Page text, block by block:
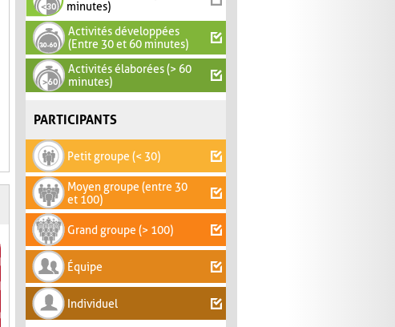
minutes)
Activités développées
(Entre 30 et 60 minutes)
Activités élaborées (> 60
minutes)
PARTICIPANTS
Petit groupe (< 30)
Moyen groupe (entre 30
et 100)
Grand groupe (> 100)
Équipe
Individuel